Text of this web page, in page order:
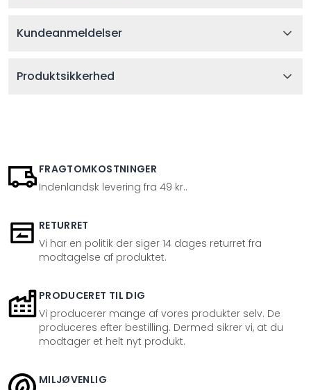
Kundeanmeldelser
Produktsikkerhed
FRAGTOMKOSTNINGER
Indenlandsk levering fra 49 kr..
RETURRET
Vi har en politik der siger 14 dages returret fra
modtagelse af produktet.
PRODUCERET TIL DIG
Vi producerer mange af vores produkter selv. De
produceres efter bestilling. Dermed sikrer vi, at du
modtager et helt nyt produkt.
MILJØVENLIG